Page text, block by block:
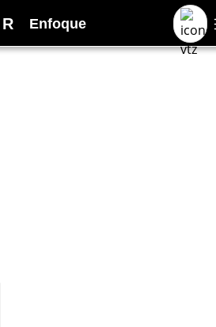
R Enfoque